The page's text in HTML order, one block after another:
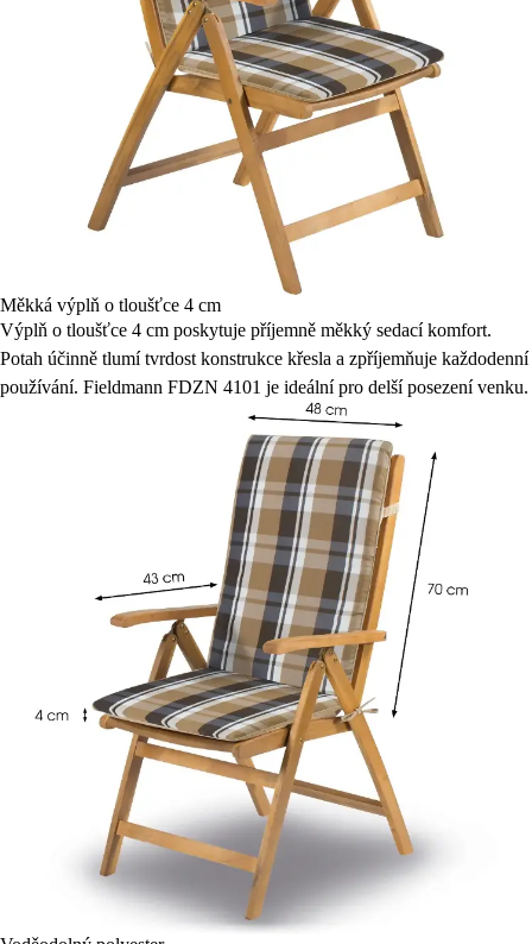
Měkká výplň o tloušťce 4 cm
Výplň o tloušťce 4 cm poskytuje příjemně měkký sedací komfort.
Potah účinně tlumí tvrdost konstrukce křesla a zpříjemňuje každodenní
používání. Fieldmann FDZN 4101 je ideální pro delší posezení venku.